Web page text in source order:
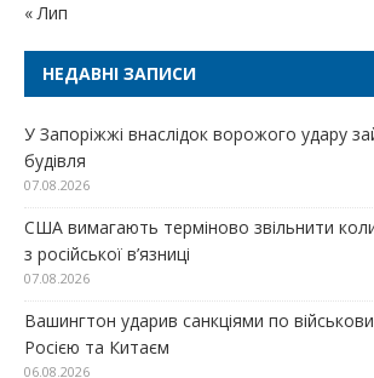
« Лип
НЕДАВНІ ЗАПИСИ
У Запоріжжі внаслідок ворожого удару
будівля
07.08.2026
США вимагають терміново звільнити
з російської в’язниці
07.08.2026
Вашингтон ударив санкціями по
Росією та Китаєм
06.08.2026